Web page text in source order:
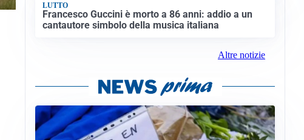
LUTTO
Francesco Guccini è morto a 86 anni: addio a un
cantautore simbolo della musica italiana
Altre notizie